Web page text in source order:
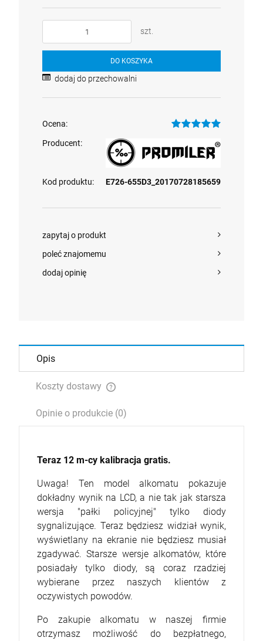
szt.
DO KOSZYKA
dodaj do przechowalni
Ocena:
Producent:
Kod produktu: E726-655D3_20170728185659
zapytaj o produkt
poleć znajomemu
dodaj opinię
Opis
Koszty dostawy
Opinie o produkcie (0)
Teraz 12 m-cy kalibracja gratis.
Uwaga! Ten model alkomatu pokazuje
dokładny wynik na LCD, a nie tak jak starsza
wersja "pałki policyjnej" tylko diody
sygnalizujące. Teraz będziesz widział wynik,
wyświetlany na ekranie nie będziesz musiał
zgadywać. Starsze wersje alkomatów, które
posiadały tylko diody, są coraz rzadziej
wybierane przez naszych klientów z
oczywistych powodów.
Po zakupie alkomatu w naszej firmie
otrzymasz możliwość do bezpłatnego,